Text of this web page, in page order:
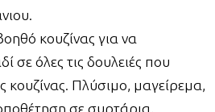
κουζίνας για να
σε όλες τις δουλειές που
κουζίνας. Πλύσιμο, μαγείρεμα,
σε συρτάρια,